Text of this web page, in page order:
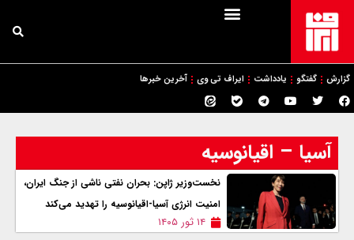
گزارش گفتگو یادداشت ایراف تی وی آخرین خبرها
آسیا – اقیانوسیه
نخست‌وزیر ژاپن: بحران نفتی ناشی از جنگ ایران،
امنیت انرژی آسیا-اقیانوسیه را تهدید می‌کند
۱۴ ثور ۱۴۰۵